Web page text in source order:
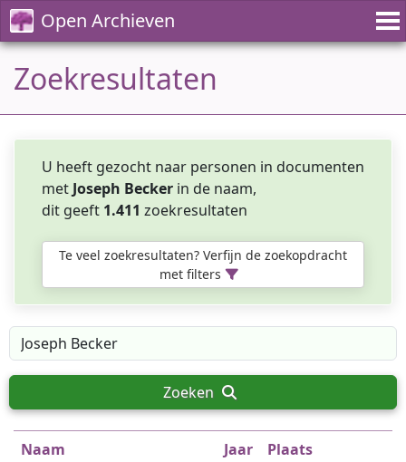
Open Archieven
Zoekresultaten
U heeft gezocht naar personen in documenten
met Joseph Becker in de naam,
dit geeft 1.411 zoekresultaten
Te veel zoekresultaten? Verfijn de zoekopdracht
met filters
Zoeken
Naam Jaar
Plaats